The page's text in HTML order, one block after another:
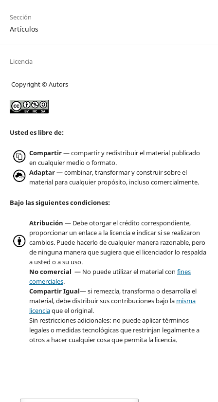
Sección
Artículos
Licencia
Copyright © Autors
Usted es libre de:
Compartir— compartir y redistribuir el material publicado
en cualquier medio o formato.
Adaptar— combinar, transformar y construir sobre el
material para cualquier propósito, incluso comercialmente.
Bajo las siguientes condiciones:
Atribución — Debe otorgar el crédito correspondiente,
proporcionar un enlace a la licencia e indicar si se realizaron
cambios. Puede hacerlo de cualquier manera razonable, pero
de ninguna manera que sugiera que el licenciador lo respalda
a usted o a su uso.
No comercial — No puede utilizar el material con fines
comerciales.
Compartir Igual— si remezcla, transforma o desarrolla el
material, debe distribuir sus contribuciones bajo la misma
licenciaque el original.
Sin restricciones adicionales: no puede aplicar términos
legales o medidas tecnológicas que restrinjan legalmente a
otros a hacer cualquier cosa que permita la licencia.